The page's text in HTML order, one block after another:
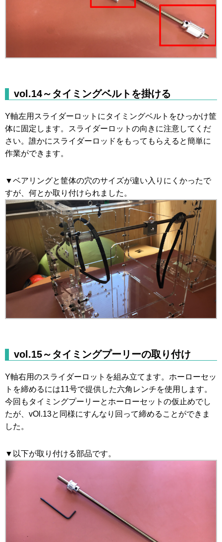
vol.14～タイミングベルトを掛ける
Y軸左用スライダーロットにタイミングベルトをひっかけ筐
体に固定します。スライダーロットの向きに注意してくだ
さい。誰かにスライダーロッドをもってもらえると簡単に
作業ができます。
▼ベアリングと筐体の穴のサイズが違い入りにくかったで
すが、何とか取り付けられました。
vol.15～タイミングプーリーの取り付け
Y軸右用のスライダーロットを組み立てます。ホーローセッ
トを締めるには11号で提供した六角レンチを使用します。
今回もタイミングプーリーとホーローセットの仮止めでし
たが、vOl.13と同様にすんなり回って締めることができま
した。
▼以下が取り付ける部品です。